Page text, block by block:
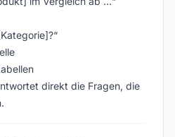
direkt die Fragen, die